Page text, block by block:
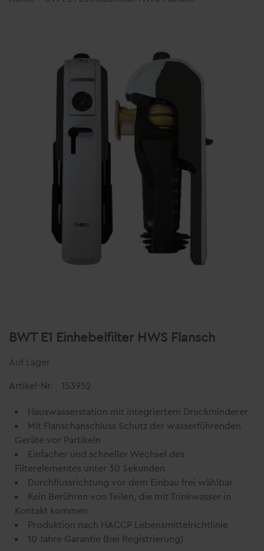
BWT E1 Einhebelfilter HWS Flansch
Auf Lager
Artikel-Nr.
153952
Hauswasserstation mit integriertem Druckminderer
Mit Flanschanschluss Schutz der wasserführenden
Geräte vor Partikeln
Einfacher und schneller Wechsel des
Filterelementes unter 30 Sekunden
Durchflussrichtung vor dem Einbau frei wählbar
Kein Berühren von Teilen, die mit Trinkwasser in
Kontakt kommen
Produktion nach HACCP Lebensmittelrichtlinie
10 Jahre Garantie (bei Registrierung)